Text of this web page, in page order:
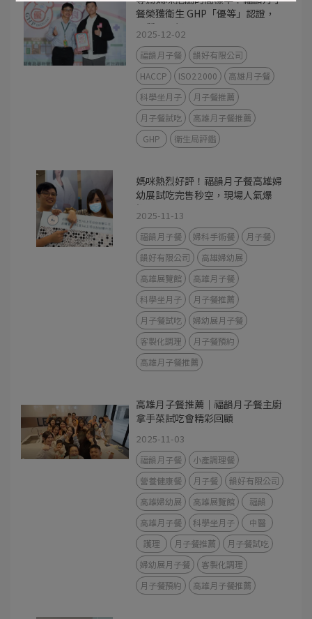
餐榮獲衛生 GHP「優等」認證，
品質再升級
2025-12-02
福韻月子餐
韻好有限公司
HACCP
ISO22000
高雄月子餐
科學坐月子
月子餐推薦
月子餐試吃
高雄月子餐推薦
GHP
衛生局評鑑
媽咪熱烈好評！福韻月子餐高雄婦
幼展試吃完售秒空，現場人氣爆
棚！
2025-11-13
福韻月子餐 婦科手術餐
月子餐
韻好有限公司
高雄婦幼展
高雄展覽館
高雄月子餐
科學坐月子
月子餐推薦
月子餐試吃
婦幼展月子餐
客製化調理
月子餐預約
高雄月子餐推薦
高雄月子餐推薦｜福韻月子餐主廚
拿手菜試吃會精彩回顧
2025-11-03
福韻月子餐
小產調理餐
營養健康餐
月子餐
韻好有限公司
高雄婦幼展
高雄展覽館
福韻
高雄月子餐
科學坐月子
中醫
護理
月子餐推薦
月子餐試吃
婦幼展月子餐
客製化調理
月子餐預約
高雄月子餐推薦